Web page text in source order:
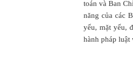
toán và Ban
năng của các
yếu, mặt yếu,
hành pháp luật